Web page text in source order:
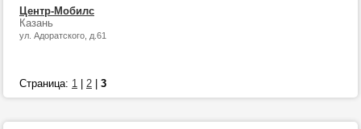
Центр-Мобилс
Казань
ул. Адоратского, д.61
Страница: 1 2 3